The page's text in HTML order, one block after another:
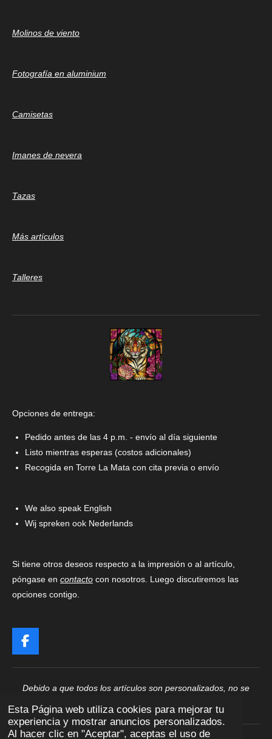
Esta Página web utiliza cookies para mejorar tu
experiencia y mostrar anuncios personalizados.
Al hacer clic en "Aceptar", aceptas el uso de
Molinos de viento
Fotografía en aluminium
Camisetas
Imanes de nevera
Tazas
Más artículos
Talleres
Opciones de entrega:
Pedido antes de las 4 p.m. - envío al día siguiente
Listo mientras esperas (costos adicionales)
Recogida en Torre La Mata con cita previa o envío
We also speak English
Wij spreken ook Nederlands
Si tiene otros deseos respecto a la impresión o al artículo,
póngase en contacto con nosotros. Luego discutiremos las
opciones contigo.
F
a
c
e
b
o
o
k
Debido a que todos los artículos son personalizados, no se